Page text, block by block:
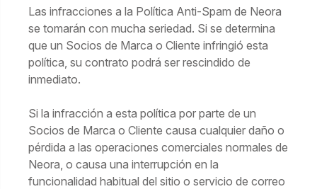
Las infracciones a la Política Anti-Spam de Neora
se tomarán con mucha seriedad. Si se determina
que un Socios de Marca o Cliente infringió esta
política, su contrato podrá ser rescindido de
inmediato.
Si la infracción a esta política por parte de un
Socios de Marca o Cliente causa cualquier daño o
pérdida a las operaciones comerciales normales de
Neora, o causa una interrupción en la
funcionalidad habitual del sitio o servicio de correo